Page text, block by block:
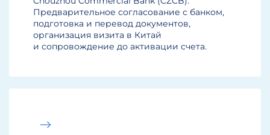
Предварительное согласование с банком,
подготовка и перевод документов,
организация визита в Китай
и сопровождение до активации счета.